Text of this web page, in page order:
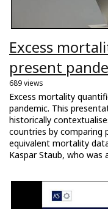
Excess
present
689 views
Excess mortality
pandemic. This
historically
countries by comparing
equivalent mortality
Kaspar Staub, who was